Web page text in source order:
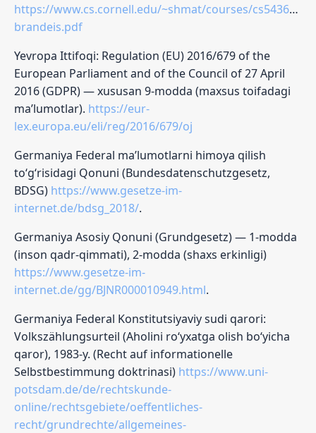
https://www.cs.cornell.edu/~shmat/courses/cs5436/
brandeis.pdf
Yevropa Ittifoqi: Regulation (EU) 2016/679 of the
European Parliament and of the Council of 27 April
2016 (GDPR) — xususan 9-modda (maxsus toifadagi
ma’lumotlar). https://eur-
lex.europa.eu/eli/reg/2016/679/oj
Germaniya Federal ma’lumotlarni himoya qilish
to‘g‘risidagi Qonuni (Bundesdatenschutzgesetz,
BDSG) https://www.gesetze-im-
internet.de/bdsg_2018/.
Germaniya Asosiy Qonuni (Grundgesetz) — 1-modda
(inson qadr-qimmati), 2-modda (shaxs erkinligi)
https://www.gesetze-im-
internet.de/gg/BJNR000010949.html.
Germaniya Federal Konstitutsiyaviy sudi qarori:
Volkszählungsurteil (Aholini ro‘yxatga olish bo‘yicha
qaror), 1983-y. (Recht auf informationelle
Selbstbestimmung doktrinasi) https://www.uni-
potsdam.de/de/rechtskunde-
online/rechtsgebiete/oeffentliches-
recht/grundrechte/allgemeines-